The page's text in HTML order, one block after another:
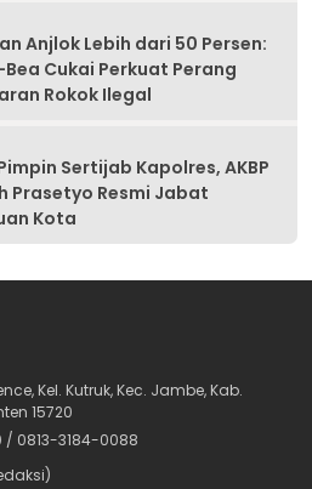
Anjlok Lebih dari 50 Persen:
Cukai Perkuat Perang
Rokok Ilegal
Sertijab Kapolres, AKBP
Prasetyo Resmi Jabat
Kota
Kel. Kutruk, Kec. Jambe, Kab.
15720
/ 0813-3184-0088